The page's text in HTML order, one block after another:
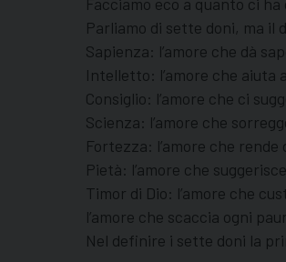
Facciamo eco a quanto ci
Parliamo di sette doni, ma il
Sapienza: l’amore che dà
Intelletto: l’amore che aiuta
Consiglio: l’amore che ci
Scienza: l’amore che
Fortezza: l’amore che rende
Pietà: l’amore che
Timor di Dio: l’amore che
l’amore che scaccia ogni
Nel definire i sette doni la